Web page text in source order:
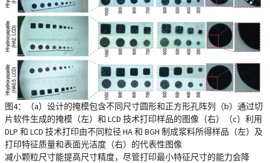
图4：（a）设计的掩模包含不同尺寸圆形和正方形孔阵列（b）通过切
片软件生成的掩模（左）和 LCD 技术打印样品的图像（右）（c）利用
DLP 和 LCD 技术打印由不同粒径 HA 和 BGH 制成浆料所得样品（左）及
打印特征质量和表面光洁度（右）的代表性图像
减小颗粒尺寸能提高尺寸精度，尽管打印最小特征尺寸的能力会降